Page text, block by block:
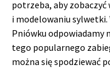
potrzeba, aby
i modelowaniu sylwetki.
Pniówku odpowiadamy
tego popularnego
można się spodziewać